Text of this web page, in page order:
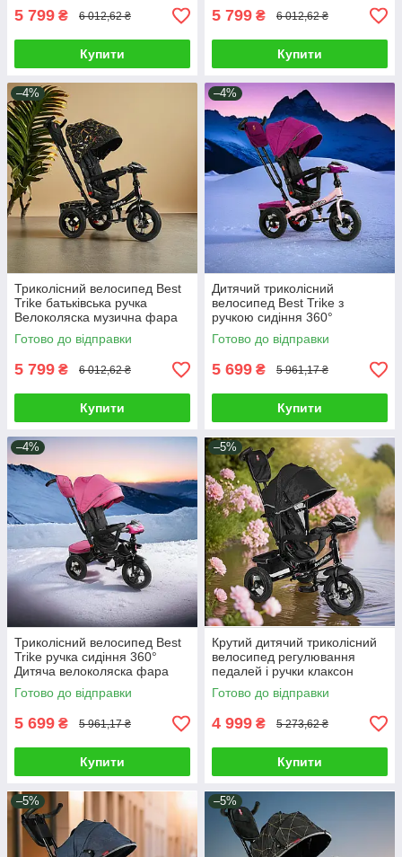
5 799 ₴ 6 012,62 ₴
Купити
5 799 ₴ 6 012,62 ₴
Купити
–4%
Триколісний велосипед Best
Trike батьківська ручка
Велоколяска музична фара
пульт USB Bluetooth кошик
Готово до відправки
5 799 ₴ 6 012,62 ₴
Купити
–4%
Дитячий триколісний
велосипед Best Trike з
ручкою сидіння 360°
Велоколяска музична фара
USB/Bluetooth
Готово до відправки
5 699 ₴ 5 961,17 ₴
Купити
–4%
Триколісний велосипед Best
Trike ручка сидіння 360°
Дитяча велоколяска фара
музична панель
USB/Bluetooth
Готово до відправки
5 699 ₴ 5 961,17 ₴
Купити
–5%
Крутий дитячий триколісний
велосипед регулювання
педалей і ручки клаксон
кошик сумка козирок колонка
плеєр
Готово до відправки
4 999 ₴ 5 273,62 ₴
Купити
–5% –5%